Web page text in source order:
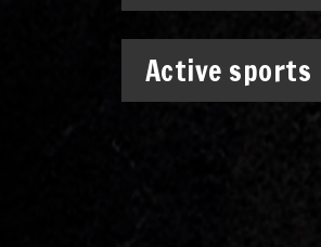
Active sports